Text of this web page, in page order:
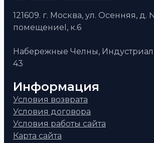
Информация
Условия возврата
Условия договора
Условия работы сайта
Карта сайта
121609. г. Москва, ул. Осенняя, д.
помещениеI, к.6
Набережные Челны,
43